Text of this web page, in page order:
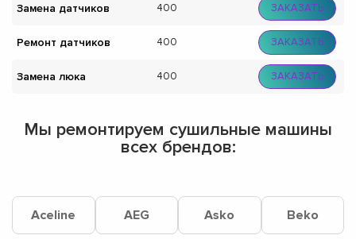
Замена датчиков 400 ЗАКАЗАТЬ
Ремонт датчиков 400 ЗАКАЗАТЬ
Замена люка 400 ЗАКАЗАТЬ
Мы ремонтируем сушильные машины
всех брендов:
Aceline AEG Asko Beko